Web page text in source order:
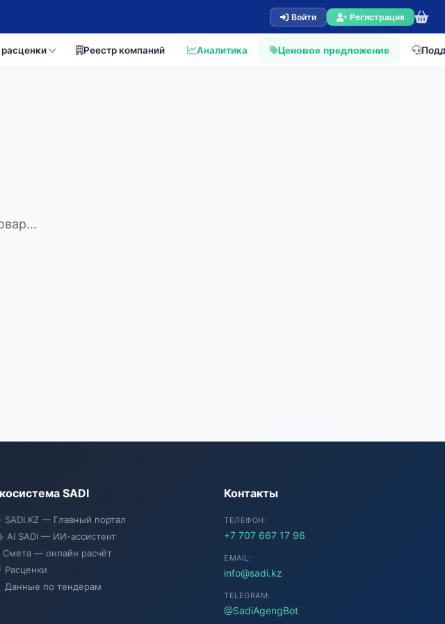
Войти Регистрация
Реестр компаний Аналитика Ценовое предложение
SADI
SADI.KZ — Главный портал
AI SADI — ИИ-ассистент
Смета — онлайн расчёт
Расценки
Данные по тендерам
Контакты
ТЕЛЕФОН:
+7 707 667 17 96
EMAIL:
info@sadi.kz
TELEGRAM:
@SadiAgengBot